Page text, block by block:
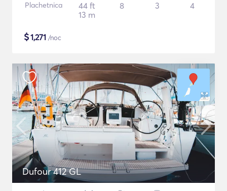
Plachetnica
44 ft
13 m
8 3 4
$1,271 /noc
Dufour 412 GL